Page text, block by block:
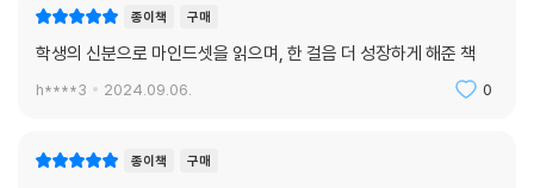
종이책 구매
학생의 신분으로 마인드셋을 읽으며, 한 걸음 더 성장하게 해준 책
h****3 2024.09.06. 0
종이책 구매